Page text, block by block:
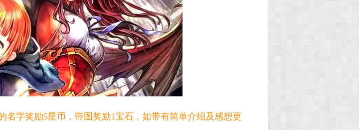
字奖励5星币，带图奖励1宝石，如带有简单介绍及感想更